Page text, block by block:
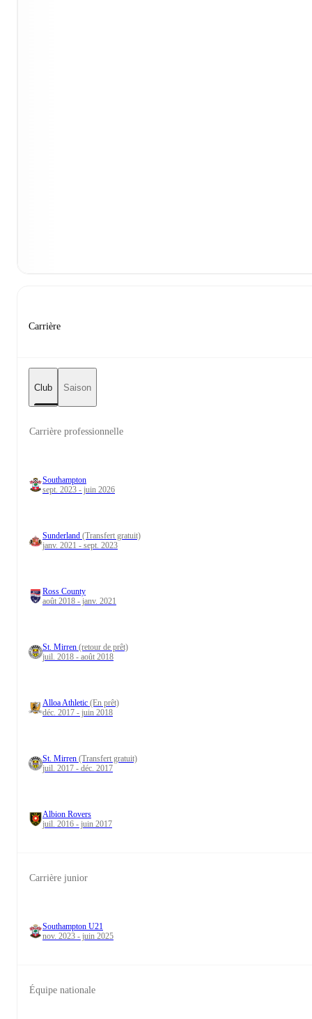
Carrière
Club Saison
Carrière professionnelle
Southampton
sept. 2023 - juin 2026
Sunderland (Transfert gratuit)
janv. 2021 - sept. 2023
Ross County
août 2018 - janv. 2021
St. Mirren (retour de prêt)
juil. 2018 - août 2018
Alloa Athletic (En prêt)
déc. 2017 - juin 2018
St. Mirren (Transfert gratuit)
juil. 2017 - déc. 2017
Albion Rovers
juil. 2016 - juin 2017
Carrière junior
Southampton U21
nov. 2023 - juin 2025
Équipe nationale